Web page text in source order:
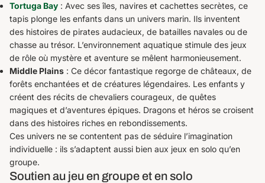
Tortuga Bay : Avec ses îles, navires et cachettes secrètes, ce
tapis plonge les enfants dans un univers marin. Ils inventent
des histoires de pirates audacieux, de batailles navales ou de
chasse au trésor. L’environnement aquatique stimule des jeux
de rôle où mystère et aventure se mêlent harmonieusement.
Middle Plains : Ce décor fantastique regorge de châteaux, de
forêts enchantées et de créatures légendaires. Les enfants y
créent des récits de chevaliers courageux, de quêtes
magiques et d’aventures épiques. Dragons et héros se croisent
dans des histoires riches en rebondissements.
Ces univers ne se contentent pas de séduire l’imagination
individuelle : ils s’adaptent aussi bien aux jeux en solo qu’en
groupe.
Soutien au jeu en groupe et en solo